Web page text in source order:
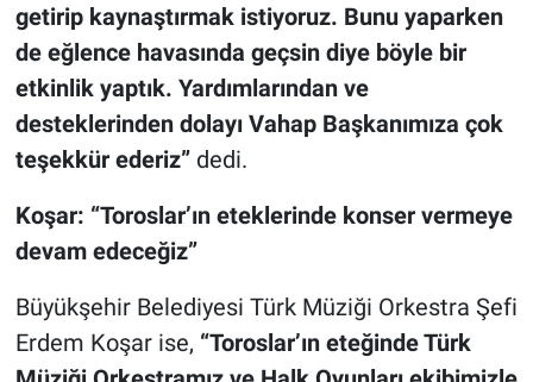
getirip kaynaştırmak istiyoruz. Bunu yaparken
de eğlence havasında geçsin diye böyle bir
etkinlik yaptık. Yardımlarından ve
desteklerinden dolayı Vahap Başkanımıza çok
teşekkür ederiz” dedi.
Koşar: “Toroslar’ın eteklerinde konser vermeye
devam edeceğiz”
Büyükşehir Belediyesi Türk Müziği Orkestra Şefi
Erdem Koşar ise, “Toroslar’ın eteğinde Türk